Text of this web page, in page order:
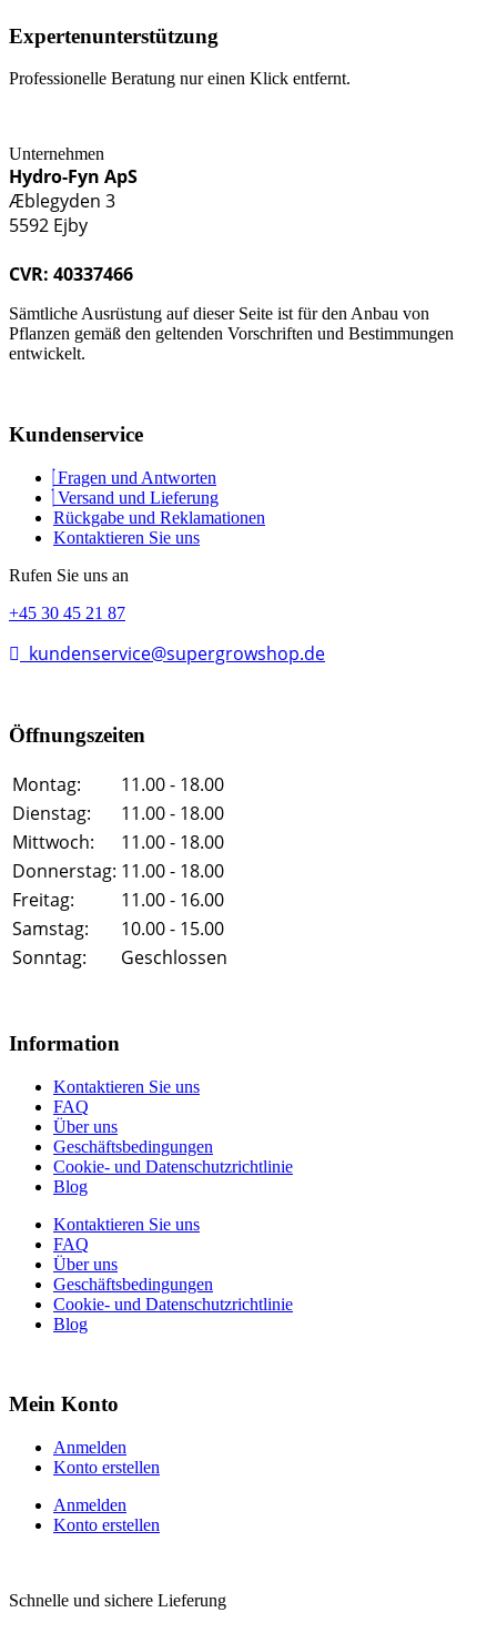
Expertenunterstützung
Professionelle Beratung nur einen Klick entfernt.
Unternehmen
Hydro-Fyn ApS
Æblegyden 3
5592 Ejby
CVR: 40337466
Sämtliche Ausrüstung auf dieser Seite ist für den Anbau von
Pflanzen gemäß den geltenden Vorschriften und Bestimmungen
entwickelt.
Kundenservice
Fragen und Antworten
Versand und Lieferung
Rückgabe und Reklamationen
Kontaktieren Sie uns
Rufen Sie uns an
+45 30 45 21 87
kundenservice@supergrowshop.de
Öffnungszeiten
Montag:
11.00 - 18.00
Dienstag:
11.00 - 18.00
Mittwoch:
11.00 - 18.00
Donnerstag: 11.00 - 18.00
Freitag:
11.00 - 16.00
Samstag:
10.00 - 15.00
Sonntag:
Geschlossen
Information
Kontaktieren Sie uns
FAQ
Über uns
Geschäftsbedingungen
Cookie- und Datenschutzrichtlinie
Blog
Kontaktieren Sie uns
FAQ
Über uns
Geschäftsbedingungen
Cookie- und Datenschutzrichtlinie
Blog
Mein Konto
Anmelden
Konto erstellen
Anmelden
Konto erstellen
Schnelle und sichere Lieferung